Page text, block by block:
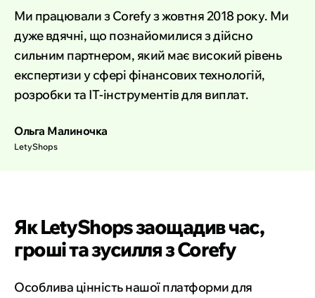
Ми працювали з Corefy з жовтня 2018 року. Ми
дуже вдячні, що познайомилися з дійсно
сильним партнером, який має високий рівень
експертизи у сфері фінансових технологій,
розробки та ІТ-інструментів для виплат.
Ольга Малиночка
LetyShops
Як LetyShops заощадив час,
гроші та зусилля з Corefy
Особлива цінність нашої платформи для